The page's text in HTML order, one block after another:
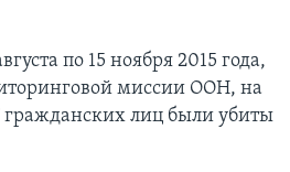
по 15 ноября 2015 года,
миссии ООН, на
гражданских лиц были убиты